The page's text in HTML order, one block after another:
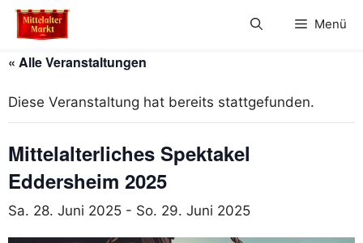
Zum
Inhalt
Menü
« Alle Veranstaltungen
Diese Veranstaltung hat bereits stattgefunden.
Mittelalterliches Spektakel
Eddersheim 2025
Sa. 28. Juni 2025 - So. 29. Juni 2025